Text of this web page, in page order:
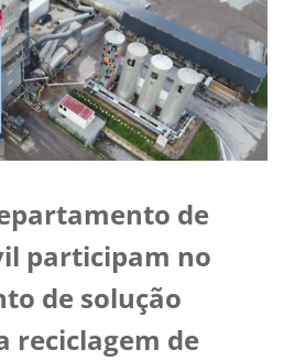
de
participam no
de solução
reciclagem de